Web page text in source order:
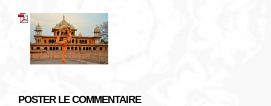
POSTER LE COMMENTAIRE